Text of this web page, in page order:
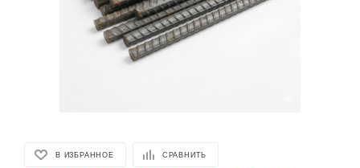
В ИЗБРАННОЕ СРАВНИТЬ